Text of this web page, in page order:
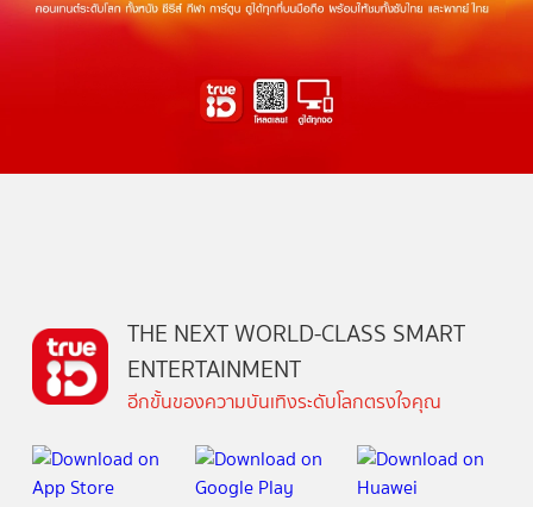
THE NEXT WORLD-CLASS SMART
ENTERTAINMENT
อีกขั้นของความบันเทิงระดับโลกตรงใจคุณ